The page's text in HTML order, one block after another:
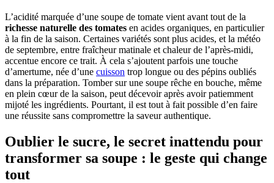
L’acidité marquée d’une soupe de tomate vient avant tout de la
richesse naturelle des tomates en acides organiques, en particulier
à la fin de la saison. Certaines variétés sont plus acides, et la météo
de septembre, entre fraîcheur matinale et chaleur de l’après-midi,
accentue encore ce trait. À cela s’ajoutent parfois une touche
d’amertume, née d’une cuisson trop longue ou des pépins oubliés
dans la préparation. Tomber sur une soupe rêche en bouche, même
en plein cœur de la saison, peut décevoir après avoir patiemment
mijoté les ingrédients. Pourtant, il est tout à fait possible d’en faire
une réussite sans compromettre la saveur authentique.
Oublier le sucre, le secret inattendu pour
transformer sa soupe : le geste qui change
tout